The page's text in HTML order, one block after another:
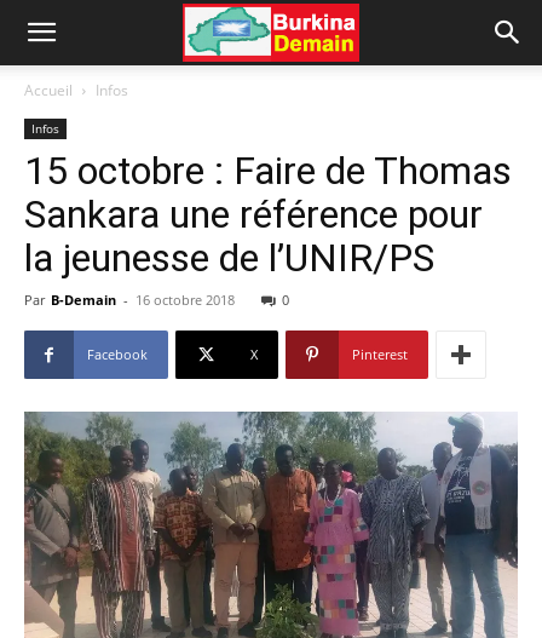
Accueil Infos
Infos
15 octobre : Faire de Thomas
Sankara une référence pour
la jeunesse de l’UNIR/PS
Par B-Demain - 16 octobre 2018 0
Facebook X Pinterest